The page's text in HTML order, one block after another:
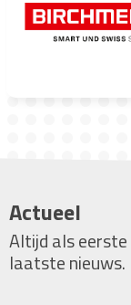
Actueel
Altijd als
laatste nieuws.